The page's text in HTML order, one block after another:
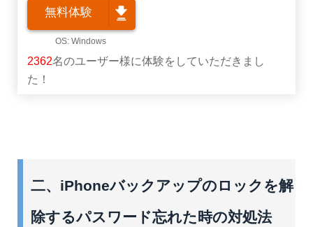
無料体験
2362名のユーザー様に体験をしていただきまし
た！
二、iPhoneバックアップのロックを解
除するパスワード忘れた時の対処法